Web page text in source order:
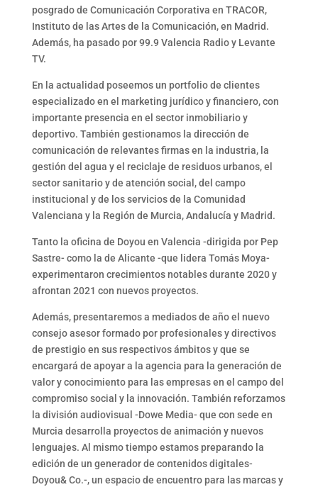
posgrado de Comunicación Corporativa en TRACOR,
Instituto de las Artes de la Comunicación, en Madrid.
Además, ha pasado por 99.9 Valencia Radio y Levante
TV.
En la actualidad poseemos un portfolio de clientes
especializado en el marketing jurídico y financiero, con
importante presencia en el sector inmobiliario y
deportivo. También gestionamos la dirección de
comunicación de relevantes firmas en la industria, la
gestión del agua y el reciclaje de residuos urbanos, el
sector sanitario y de atención social, del campo
institucional y de los servicios de la Comunidad
Valenciana y la Región de Murcia, Andalucía y Madrid.
Tanto la oficina de Doyou en Valencia -dirigida por Pep
Sastre- como la de Alicante -que lidera Tomás Moya-
experimentaron crecimientos notables durante 2020 y
afrontan 2021 con nuevos proyectos.
Además, presentaremos a mediados de año el nuevo
consejo asesor formado por profesionales y directivos
de prestigio en sus respectivos ámbitos y que se
encargará de apoyar a la agencia para la generación de
valor y conocimiento para las empresas en el campo del
compromiso social y la innovación. También reforzamos
la división audiovisual -Dowe Media- que con sede en
Murcia desarrolla proyectos de animación y nuevos
lenguajes. Al mismo tiempo estamos preparando la
edición de un generador de contenidos digitales-
Doyou& Co.-, un espacio de encuentro para las marcas y